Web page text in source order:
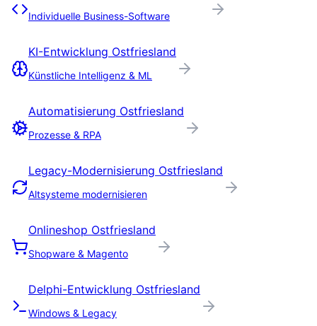
Individuelle Business-Software
KI-Entwicklung Ostfriesland
Künstliche Intelligenz & ML
Automatisierung Ostfriesland
Prozesse & RPA
Legacy-Modernisierung Ostfriesland
Altsysteme modernisieren
Onlineshop Ostfriesland
Shopware & Magento
Delphi-Entwicklung Ostfriesland
Windows & Legacy